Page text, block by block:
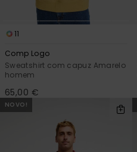
11
Comp Logo
Sweatshirt com capuz Amarelo
homem
65,00 €
NOVO!